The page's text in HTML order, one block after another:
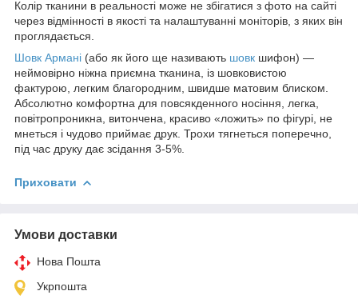
Колір тканини в реальності може не збігатися з фото на сайті
через відмінності в якості та налаштуванні моніторів, з яких він
проглядається.
Шовк Армані (або як його ще називають шовк шифон) —
неймовірно ніжна приємна тканина, із шовковистою
фактурою, легким благородним, швидше матовим блиском.
Абсолютно комфортна для повсякденного носіння, легка,
повітропроникна, витончена, красиво «ложить» по фігурі, не
мнеться і чудово приймає друк. Трохи тягнеться поперечно,
під час друку дає зсідання 3-5%.
Приховати
Умови доставки
Нова Пошта
Укрпошта